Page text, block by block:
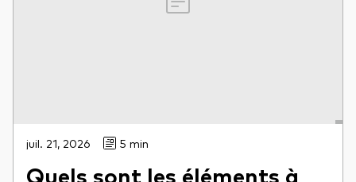
juil. 21, 2026 5 min
Quels sont les éléments à